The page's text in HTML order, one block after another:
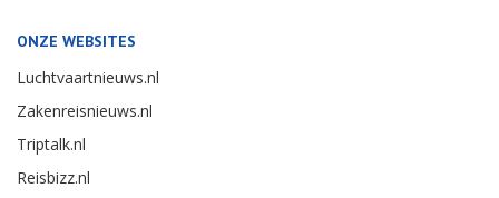
ONZE WEBSITES
Luchtvaartnieuws.nl
Zakenreisnieuws.nl
Triptalk.nl
Reisbizz.nl